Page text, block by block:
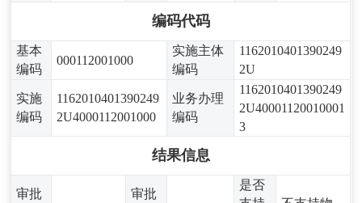
编码代码
基本
编码
000112001000
实施主体
编码
1162010401390249
2U
实施
编码
1162010401390249
2U4000112001000
业务办理
编码
1162010401390249
2U40001120010001
3
结果信息
审批
审批
是否